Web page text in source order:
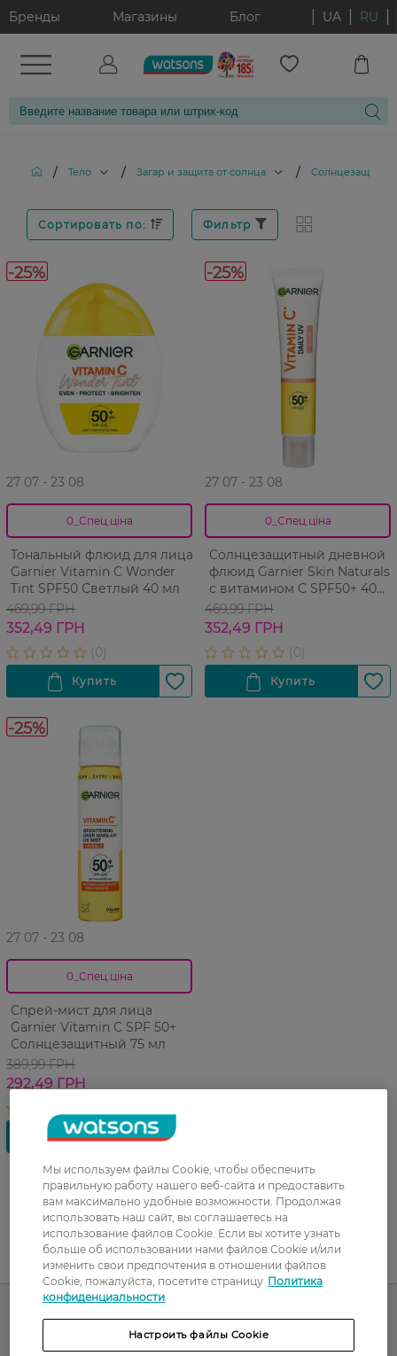
Бренды Магазины Блог UA RU
/ Тело / Загар и защита от солнца /
Сортировать по: Фильтр
-25%
27 07 - 23 08
0_Спец.ціна
Тональный флюид для лица
Garnier Vitamin C Wonder
Tint SPF50 Светлый 40 мл
469,99 ГРН
352,49 ГРН
-25%
27 07 - 23 08
0_Спец.ціна
Солнцезащитный дневной
флюид Garnier Skin Naturals
с витамином С SPF50+ 40
мл
469,99 ГРН
352,49 ГРН
-25%
27 07 - 23 08
0_Спец.ціна
Спрей-мист для лица
Garnier Vitamin C SPF 50+
Солнцезащитный 75 мл
389,99 ГРН
292,49 ГРН
UA RU
Мы используем файлы Cookie, чтобы обеспечить
правильную работу нашего веб-сайта и предоставить
вам максимально удобные возможности. Продолжая
использовать наш сайт, вы соглашаетесь на
использование файлов Cookie. Если вы хотите узнать
больше об использовании нами файлов Cookie и/или
изменить свои предпочтения в отношении файлов
Cookie, пожалуйста, посетите страницу Политика
конфиденциальности
Настроить файлы Cookie